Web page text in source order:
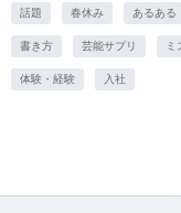
話題 春休み あるある
書き方 芸能サプリ ミ
体験・経験 入社